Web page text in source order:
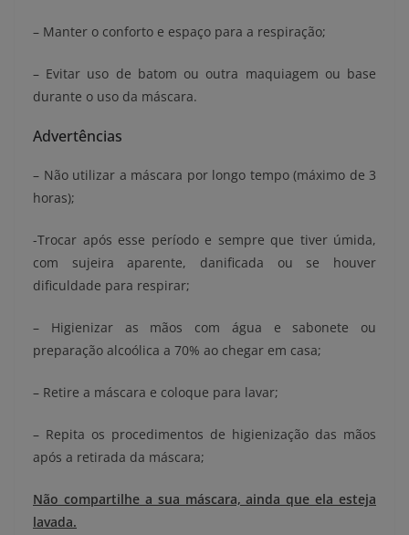
– Manter o conforto e espaço para a respiração;
– Evitar uso de batom ou outra maquiagem ou base
durante o uso da máscara.
Advertências
– Não utilizar a máscara por longo tempo (máximo de 3
horas);
-Trocar após esse período e sempre que tiver úmida,
com sujeira aparente, danificada ou se houver
dificuldade para respirar;
– Higienizar as mãos com água e sabonete ou
preparação alcoólica a 70% ao chegar em casa;
– Retire a máscara e coloque para lavar;
– Repita os procedimentos de higienização das mãos
após a retirada da máscara;
Não compartilhe a sua máscara, ainda que ela esteja
lavada.